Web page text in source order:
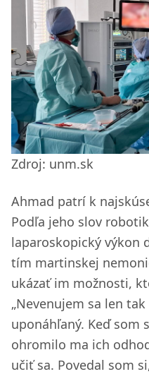
Zdroj: unm.sk
Ahmad patrí k
Podľa jeho slov
laparoskopický výkon
tím martinskej
ukázať im možnosti,
„Nevenujem sa len
uponáhľaný. Keď som
ohromilo ma ich
učiť sa. Povedal som